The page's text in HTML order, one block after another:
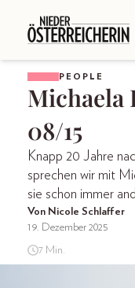
PEOPLE
Michaela
08/15
Knapp 20 Jahre
sprechen wir mit
sie schon immer
Von Nicole Schlaffer
19. Dezember 2025
7 Min.